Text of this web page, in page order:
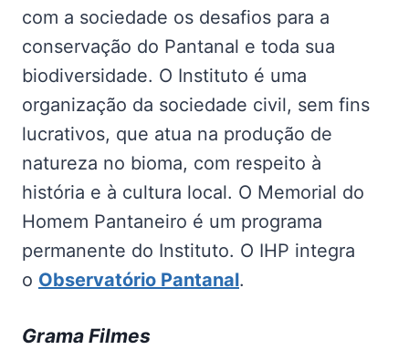
com a sociedade os desafios para a
conservação do Pantanal e toda sua
biodiversidade. O Instituto é uma
organização da sociedade civil, sem fins
lucrativos, que atua na produção de
natureza no bioma, com respeito à
história e à cultura local. O Memorial do
Homem Pantaneiro é um programa
permanente do Instituto. O IHP integra
o Observatório Pantanal.
Grama Filmes